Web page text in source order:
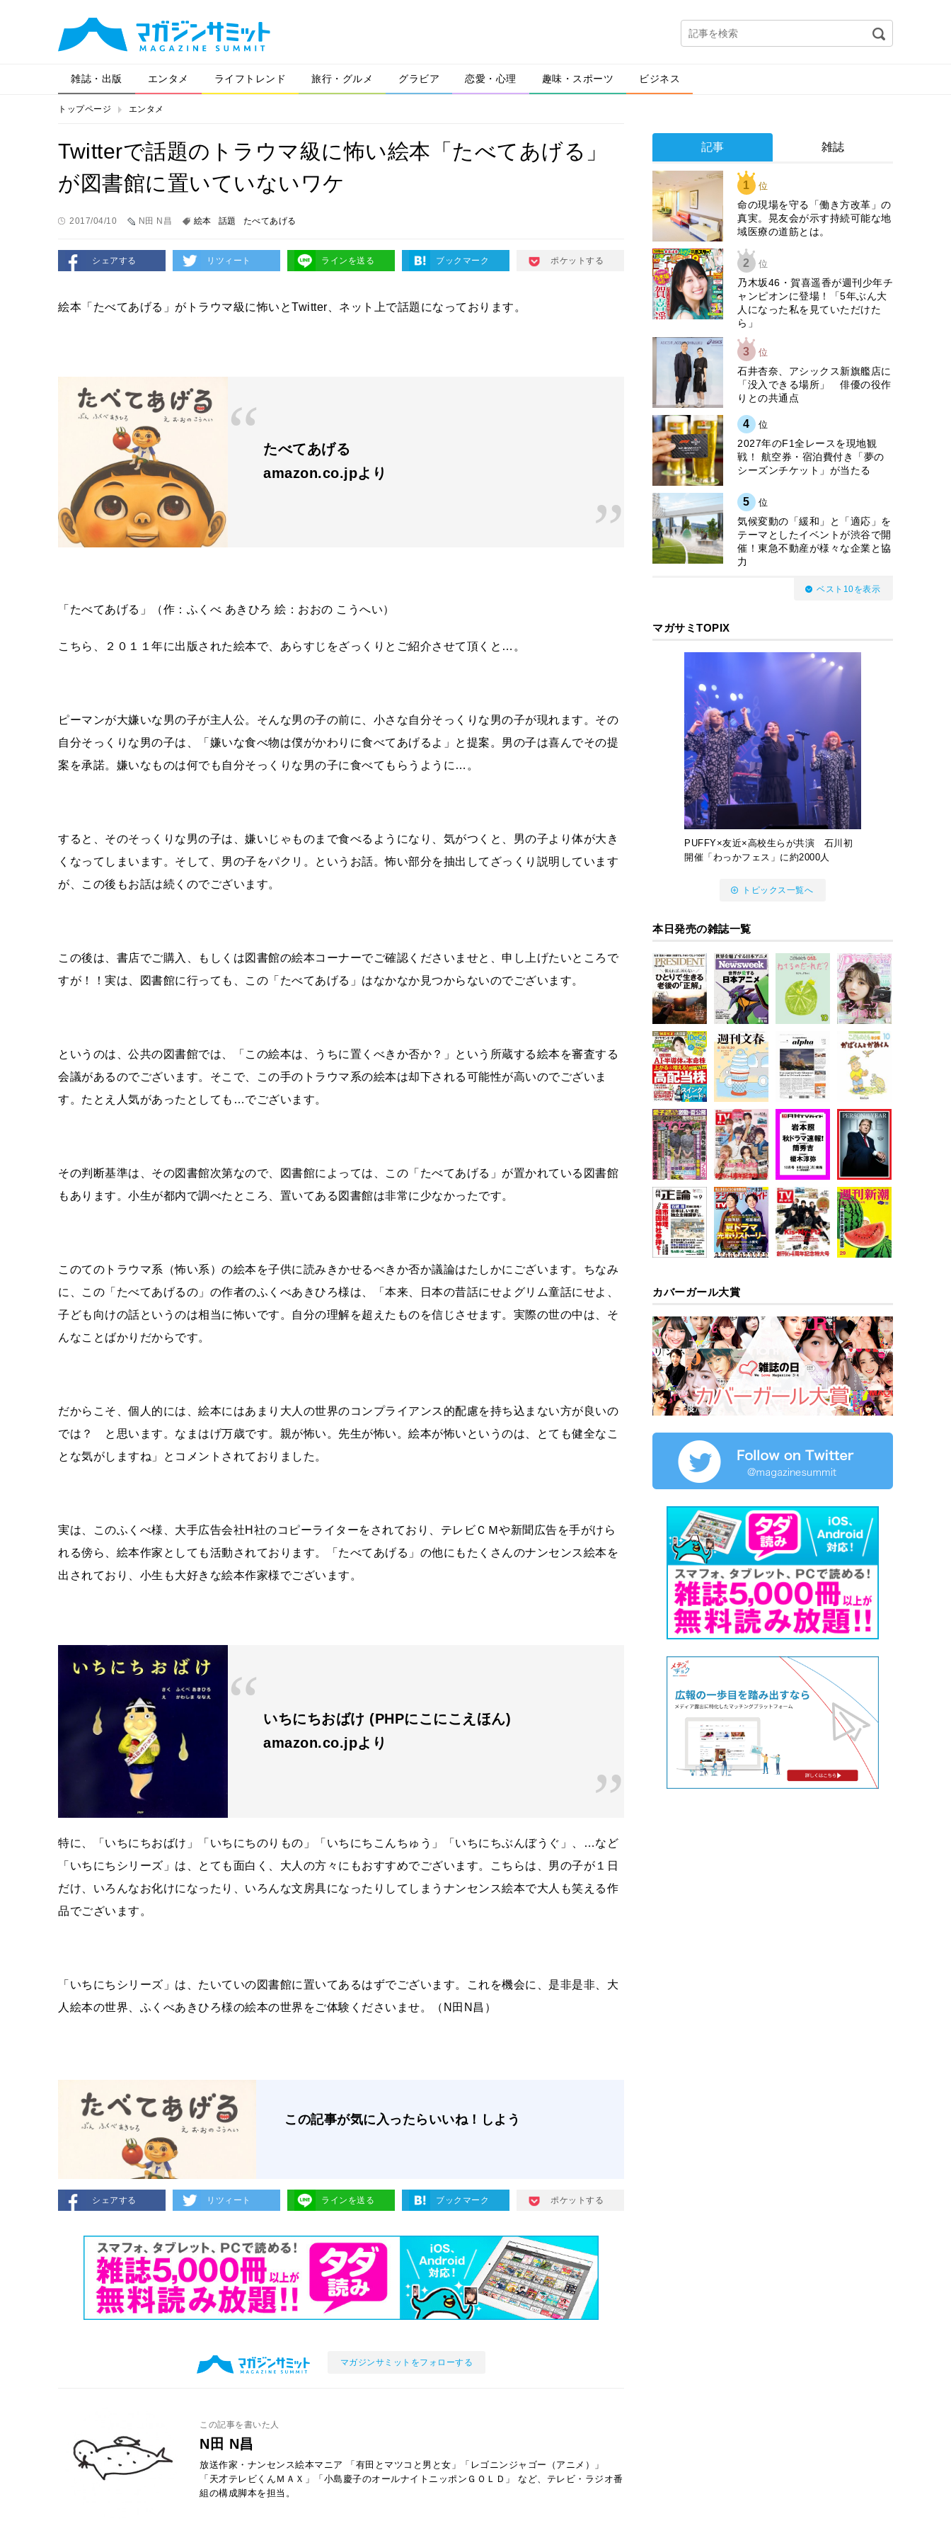
雑誌・出版 エンタメ ライフトレンド 旅行・グルメ グラビア 恋愛・心理 趣味・スポーツ ビジネス
トップページ エンタメ
Twitterで話題のトラウマ級に怖い絵本「たべてあげる」
が図書館に置いていないワケ
2017/04/10 N田 N昌 絵本 話題 たべてあげる
シェアする リツィート ラインを送る ブックマーク ポケットする
絵本「たべてあげる」がトラウマ級に怖いとTwitter、ネット上で話題になっております。
たべてあげる
amazon.co.jpより
「たべてあげる」（作：ふくべ あきひろ 絵：おおの こうへい）
こちら、２０１１年に出版された絵本で、あらすじをざっくりとご紹介させて頂くと…。
ピーマンが大嫌いな男の子が主人公。そんな男の子の前に、小さな自分そっくりな男の子が現れます。その
自分そっくりな男の子は、「嫌いな食べ物は僕がかわりに食べてあげるよ」と提案。男の子は喜んでその提
案を承諾。嫌いなものは何でも自分そっくりな男の子に食べてもらうように…。
すると、そのそっくりな男の子は、嫌いじゃものまで食べるようになり、気がつくと、男の子より体が大き
くなってしまいます。そして、男の子をパクリ。というお話。怖い部分を抽出してざっくり説明しています
が、この後もお話は続くのでございます。
この後は、書店でご購入、もしくは図書館の絵本コーナーでご確認くださいませと、申し上げたいところで
すが！！実は、図書館に行っても、この「たべてあげる」はなかなか見つからないのでございます。
というのは、公共の図書館では、「この絵本は、うちに置くべきか否か？」という所蔵する絵本を審査する
会議があるのでございます。そこで、この手のトラウマ系の絵本は却下される可能性が高いのでございま
す。たとえ人気があったとしても…でございます。
その判断基準は、その図書館次第なので、図書館によっては、この「たべてあげる」が置かれている図書館
もあります。小生が都内で調べたところ、置いてある図書館は非常に少なかったです。
このてのトラウマ系（怖い系）の絵本を子供に読みきかせるべきか否か議論はたしかにございます。ちなみ
に、この「たべてあげるの」の作者のふくべあきひろ様は、「本来、日本の昔話にせよグリム童話にせよ、
子ども向けの話というのは相当に怖いです。自分の理解を超えたものを信じさせます。実際の世の中は、そ
んなことばかりだからです。
だからこそ、個人的には、絵本にはあまり大人の世界のコンプライアンス的配慮を持ち込まない方が良いの
では？ と思います。なまはげ万歳です。親が怖い。先生が怖い。絵本が怖いというのは、とても健全なこ
とな気がしますね」とコメントされておりました。
実は、このふくべ様、大手広告会社H 社のコピーライターをされており、テレビＣＭや新聞広告を手がけら
れる傍ら、絵本作家としても活動されております。「たべてあげる」の他にもたくさんのナンセンス絵本を
出されており、小生も大好きな絵本作家様でございます。
いちにちおばけ (PHPにこにこえほん)
amazon.co.jpより
特に、「いちにちおばけ」「いちにちのりもの」「いちにちこんちゅう」「いちにちぶんぼうぐ」、…など
「いちにちシリーズ」は、とても面白く、大人の方々にもおすすめでございます。こちらは、男の子が１日
だけ、いろんなお化けになったり、いろんな文房具になったりしてしまうナンセンス絵本で大人も笑える作
品でございます。
「いちにちシリーズ」は、たいていの図書館に置いてあるはずでございます。これを機会に、是非是非、大
人絵本の世界、ふくべあきひろ様の絵本の世界をご体験くださいませ。（ N 田 N 昌）
この記事が気に入ったらいいね！しよう
シェアする リツィート ラインを送る ブックマーク ポケットする
マガジンサミットをフォローする
この記事を書いた人
N田 N昌
放送作家・ナンセンス絵本マニア 「有田とマツコと男と女」「レゴニンジャゴー（アニメ）」
「天才テレビくんＭＡＸ」「小島慶子のオールナイトニッポンＧＯＬＤ」 など、テレビ・ラジオ番
組の構成脚本を担当。
記事 雑誌
1 位
​命の現場を守る「働き方改革」の
真実。晃友会が示す持続可能な地
域医療の道筋とは。
2 位
乃木坂46・賀喜遥香が週刊少年チ
ャンピオンに登場！「5年ぶん大
人になった私を見ていただけた
ら」
3 位
石井杏奈、アシックス新旗艦店に
「没入できる場所」 俳優の役作
りとの共通点
4 位
2027年のF1全レースを現地観
戦！ 航空券・宿泊費付き「夢の
シーズンチケット」が当たる
5 位
気候変動の「緩和」と「適応」を
テーマとしたイベントが渋谷で開
催！東急不動産が様々な企業と協
力
ベスト10を表示
マガサミTOPIX
PUFFY×友近×高校生らが共演 石川初
開催「わっかフェス」に約2000人
トピックス一覧へ
本日発売の雑誌一覧
カバーガール大賞